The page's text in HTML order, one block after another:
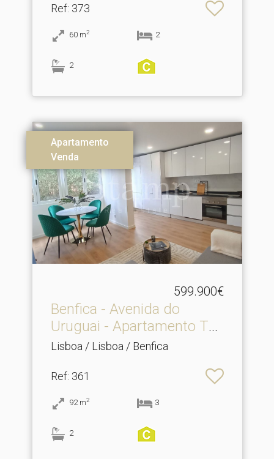
Ref: 373
60 m2 2
2
Apartamento
Venda
599.900€
Benfica - Avenida do
Uruguai - Apartamento T3.​
..Lisboa / Lisboa / Benfica
Ref: 361
92 m2 3
2